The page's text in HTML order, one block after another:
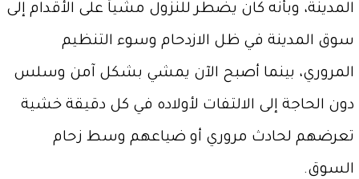
المدينة، وبأنه كان يضطر للنزول مشياً على الأقدام إلى
سوق المدينة في ظل الازدحام وسوء التنظيم
المروري، بينما أصبح الآن يمشي بشكل آمن وسلس
دون الحاجة إلى الالتفات لأولاده في كل دقيقة خشية
تعرضهم لحادث مروري أو ضياعهم وسط زحام
السوق.